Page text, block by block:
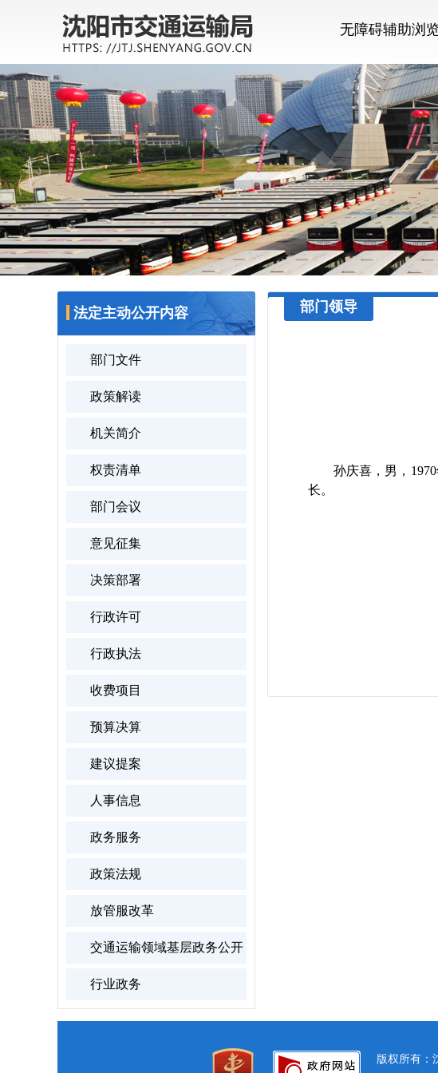
无障碍辅助浏
法定主动公开内容
部门文件
政策解读
机关简介
权责清单
部门会议
意见征集
决策部署
行政许可
行政执法
收费项目
预算决算
建议提案
人事信息
政务服务
政策法规
放管服改革
交通运输领域基层政务公开
行业政务
部门领导
孙庆喜，男，
长。
版权所有：